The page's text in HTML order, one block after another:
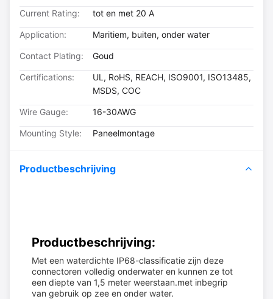
Current Rating: tot en met 20 A
Application: Maritiem, buiten, onder water
Contact Plating: Goud
Certifications:
UL, RoHS, REACH, ISO9001, ISO13485,
MSDS, COC
Wire Gauge: 16-30AWG
Mounting Style: Paneelmontage
Productbeschrijving
Productbeschrijving:
Met een waterdichte IP68-classificatie zijn deze
connectoren volledig onderwater en kunnen ze tot
een diepte van 1,5 meter weerstaan.met inbegrip
van gebruik op zee en onder water.